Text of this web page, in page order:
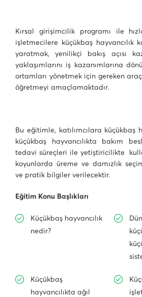
Kırsal girişimcilik programı ile
işletmecilere küçükbaş hayvancılık
yaratmak, yenilikçi bakış açısı
yaklaşımlarını iş kazanımlarına
ortamları yönetmek için gereken
öğretmeyi amaçlamaktadır.
Bu eğitimle, katılımcılara küçükbaş
küçükbaş hayvancılıkta bakım
tedavi süreçleri ile yetiştiricilikte
koyunlarda üreme ve damızlık
ve pratik bilgiler verilecektir.
Eğitim Konu Başlıkları
Küçükbaş hayvancılık
nedir?
Küçükbaş
hayvancılıkta ağıl